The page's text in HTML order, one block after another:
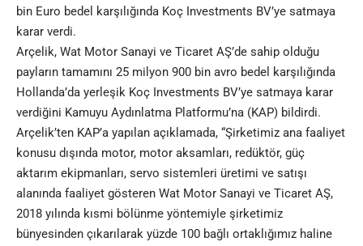
bin Euro bedel karşılığında Koç Investments BV’ye satmaya
karar verdi.
Arçelik, Wat Motor Sanayi ve Ticaret AŞ’de sahip olduğu
payların tamamını 25 milyon 900 bin avro bedel karşılığında
Hollanda’da yerleşik Koç Investments BV’ye satmaya karar
verdiğini Kamuyu Aydınlatma Platformu’na (KAP) bildirdi.
Arçelik’ten KAP’a yapılan açıklamada, “Şirketimiz ana faaliyet
konusu dışında motor, motor aksamları, redüktör, güç
aktarım ekipmanları, servo sistemleri üretimi ve satışı
alanında faaliyet gösteren Wat Motor Sanayi ve Ticaret AŞ,
2018 yılında kısmi bölünme yöntemiyle şirketimiz
bünyesinden çıkarılarak yüzde 100 bağlı ortaklığımız haline